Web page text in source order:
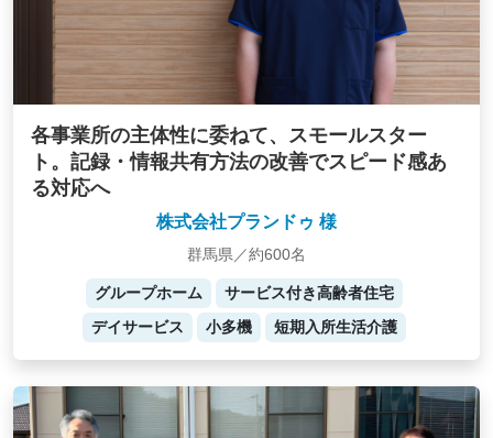
各事業所の主体性に委ねて、スモールスター
ト。記録・情報共有方法の改善でスピード感あ
る対応へ
株式会社プランドゥ 様
群馬県／約600名
グループホーム
サービス付き高齢者住宅
デイサービス
小多機 短期入所生活介護